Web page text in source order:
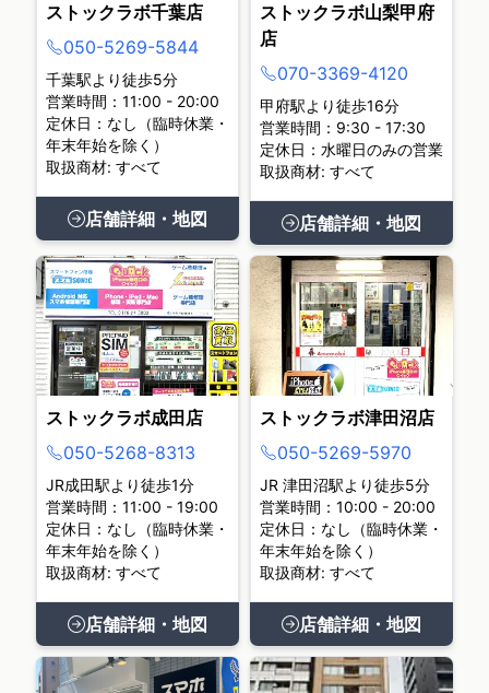
ストックラボ千葉店
050-5269-5844
千葉駅より徒歩5分
営業時間：11:00 - 20:00
定休日：なし（臨時休業・
年末年始を除く）
取扱商材: すべて
店舗詳細・地図
ストックラボ山梨甲府
店
070-3369-4120
甲府駅より徒歩16分
営業時間：9:30 - 17:30
定休日：水曜日のみの営業
取扱商材: すべて
店舗詳細・地図
ストックラボ成田店
050-5268-8313
JR成田駅より徒歩1分
営業時間：11:00 - 19:00
定休日：なし（臨時休業・
年末年始を除く）
取扱商材: すべて
店舗詳細・地図
ストックラボ津田沼店
050-5269-5970
JR 津田沼駅より徒歩5分
営業時間：10:00 - 20:00
定休日：なし（臨時休業・
年末年始を除く）
取扱商材: すべて
店舗詳細・地図